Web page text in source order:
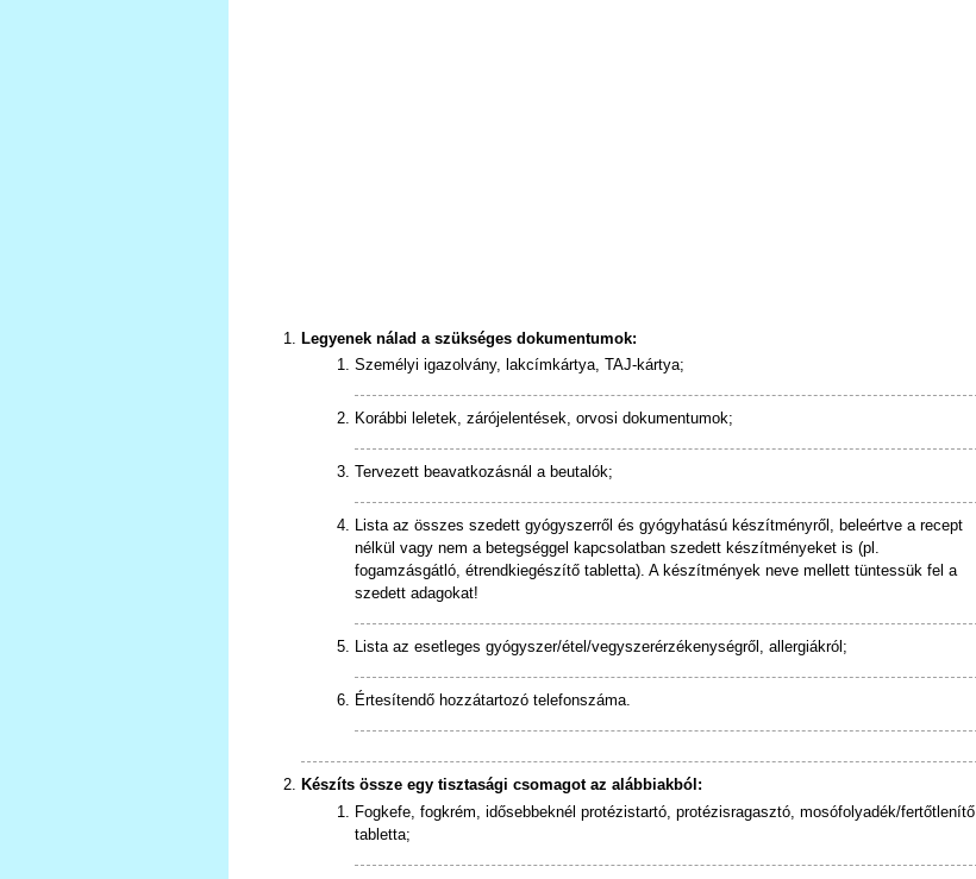
Legyenek nálad a szükséges dokumentumok:
Személyi igazolvány, lakcímkártya, TAJ-kártya;
Korábbi leletek, zárójelentések, orvosi dokumentumok;
Tervezett beavatkozásnál a beutalók;
Lista az összes szedett gyógyszerről és gyógyhatású készítményről, beleértve a recept
nélkül vagy nem a betegséggel kapcsolatban szedett készítményeket is (pl.
fogamzásgátló, étrendkiegészítő tabletta). A készítmények neve mellett tüntessük fel a
szedett adagokat!
Lista az esetleges gyógyszer/étel/vegyszerérzékenységről, allergiákról;
Értesítendő hozzátartozó telefonszáma.
Készíts össze egy tisztasági csomagot az alábbiakból:
Fogkefe, fogkrém, idősebbeknél protézistartó, protézisragasztó, mosófolyadék/fertőtlenítő
tabletta;